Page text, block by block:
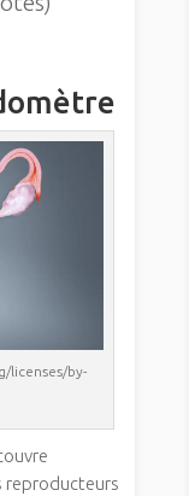
licenses/by-
reproducteurs